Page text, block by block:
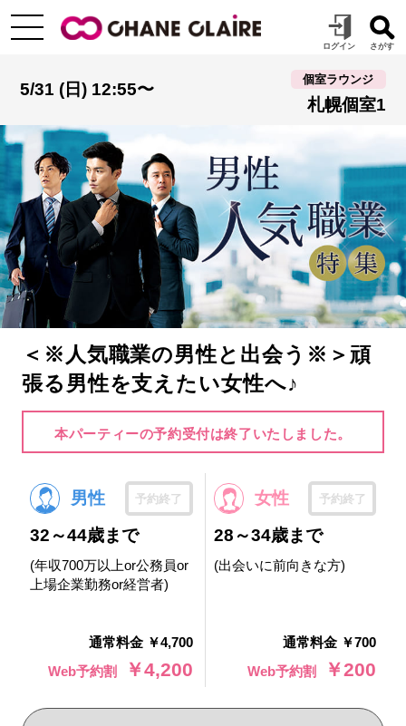
5/31 (日) 12:55〜
個室ラウンジ
札幌個室1
＜※人気職業の男性と出会う※＞頑
張る男性を支えたい女性へ♪
本パーティーの予約受付は終了いたしました。
男性 予約終了
32～44歳まで
(年収700万以上or公務員or
上場企業勤務or経営者)
通常料金 ￥4,700
Web予約割
￥4,200
女性 予約終了
28～34歳まで
(出会いに前向きな方)
通常料金 ￥700
Web予約割
￥200